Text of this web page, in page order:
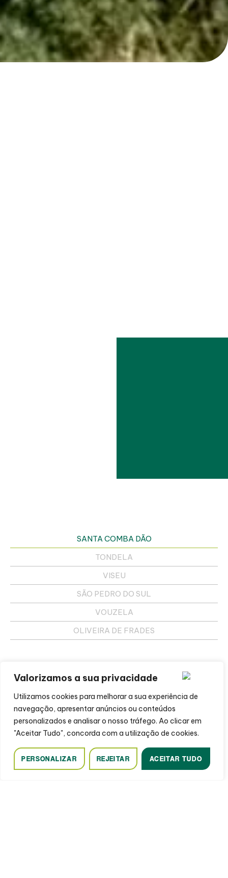
Valorizamos a sua privacidade
Utilizamos cookies para melhorar a sua experiência de
navegação, apresentar anúncios ou conteúdos
personalizados e analisar o nosso tráfego. Ao clicar em
"Aceitar Tudo", concorda com a utilização de cookies.
PERSONALIZAR REJEITAR ACEITAR TUDO
SANTA COMBA DÃO
TONDELA
VISEU
SÃO PEDRO DO SUL
VOUZELA
OLIVEIRA DE FRADES